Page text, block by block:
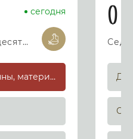
сегодня
Седмица 10-я по Пятидесятнице
Успение праведной Анны, матери Пресвятой Богородицы
08